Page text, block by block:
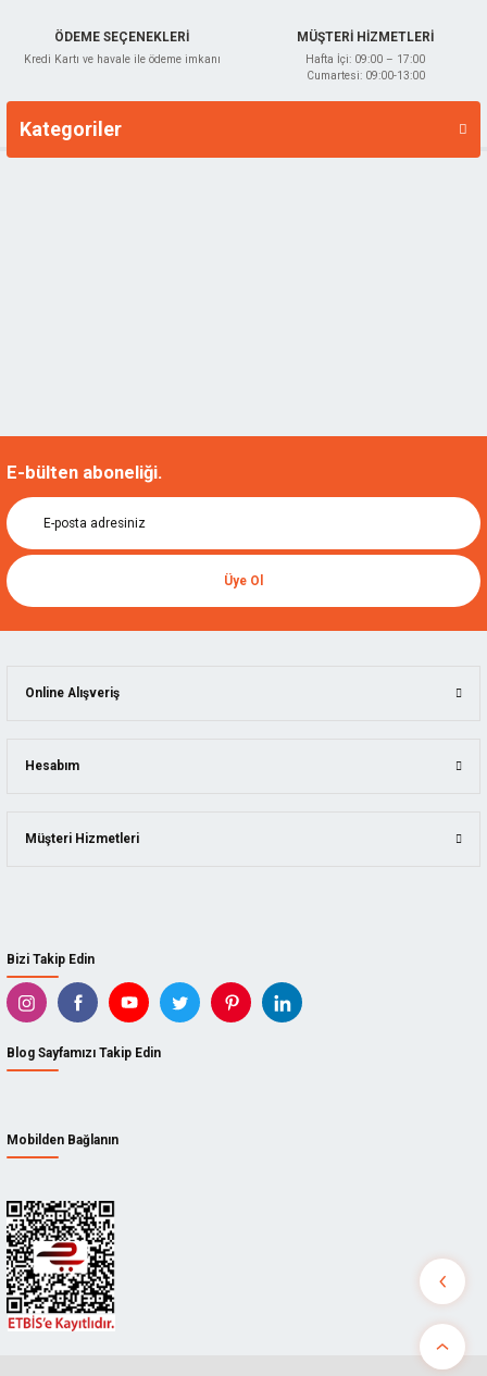
ÖDEME SEÇENEKLERİ
Kredi Kartı ve havale ile ödeme imkanı
MÜŞTERİ HİZMETLERİ
Hafta İçi: 09:00 – 17:00
Cumartesi: 09:00-13:00
Kategoriler
Markalar
E-bülten aboneliği.
Üye Ol
Bizi Takip Edin
Blog Sayfamızı Takip Edin
Mobilden Bağlanın
Online Alışveriş
Hesabım
Müşteri Hizmetleri